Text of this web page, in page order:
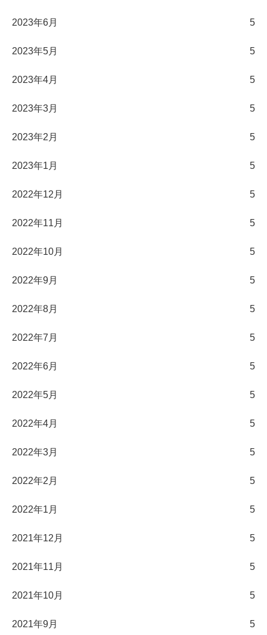
2023年6月 5
2023年5月 5
2023年4月 5
2023年3月 5
2023年2月 5
2023年1月 5
2022年12月 5
2022年11月 5
2022年10月 5
2022年9月 5
2022年8月 5
2022年7月 5
2022年6月 5
2022年5月 5
2022年4月 5
2022年3月 5
2022年2月 5
2022年1月 5
2021年12月 5
2021年11月 5
2021年10月 5
2021年9月 5